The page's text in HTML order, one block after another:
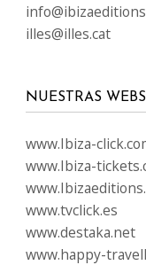
illes@illes.cat
NUESTRAS WEBS
www.Ibiza-
www.Ibiza-
www.tvclick.es
www.destaka.net
www.happy-